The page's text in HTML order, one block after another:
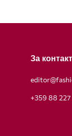
За
+359 88 227